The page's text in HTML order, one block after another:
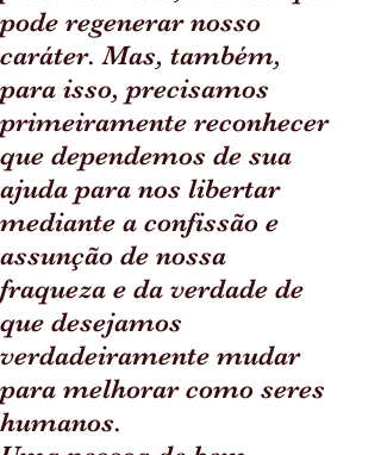
pode regenerar nosso
caráter. Mas, também,
para isso, precisamos
primeiramente reconhecer
que dependemos de sua
ajuda para nos libertar
mediante a confissão e
assunção de nossa
fraqueza e da verdade de
que desejamos
verdadeiramente mudar
para melhorar como seres
humanos.